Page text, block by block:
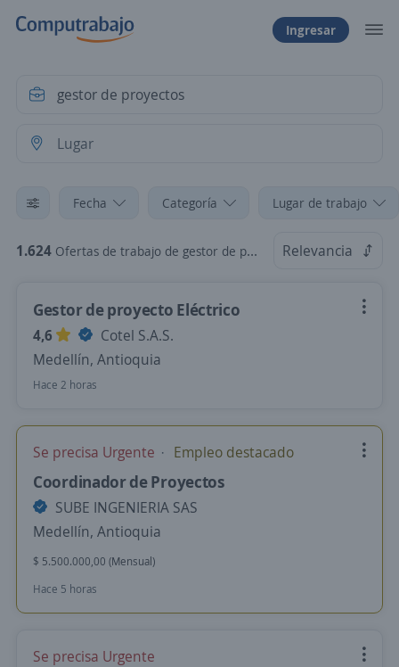
Ingresar
Fecha Categoría Lugar de trabajo
1.624 Ofertas de trabajo de gestor de proyectos Relevancia
Gestor de proyecto Eléctrico
4,6
Cotel S.A.S.
Medellín, Antioquia
Hace 2 horas
Se precisa Urgente Empleo destacado
Coordinador de Proyectos
SUBE INGENIERIA SAS
Medellín, Antioquia
$ 5.500.000,00 (Mensual)
Hace 5 horas
Se precisa Urgente